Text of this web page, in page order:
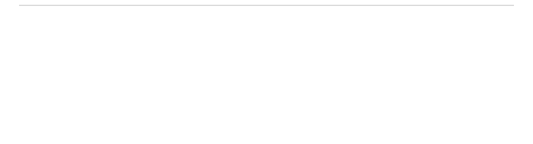
Экономика Мировая экономика